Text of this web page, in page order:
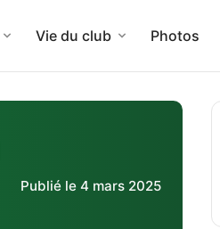
Vie du club Photos
Publié le 4 mars 2025